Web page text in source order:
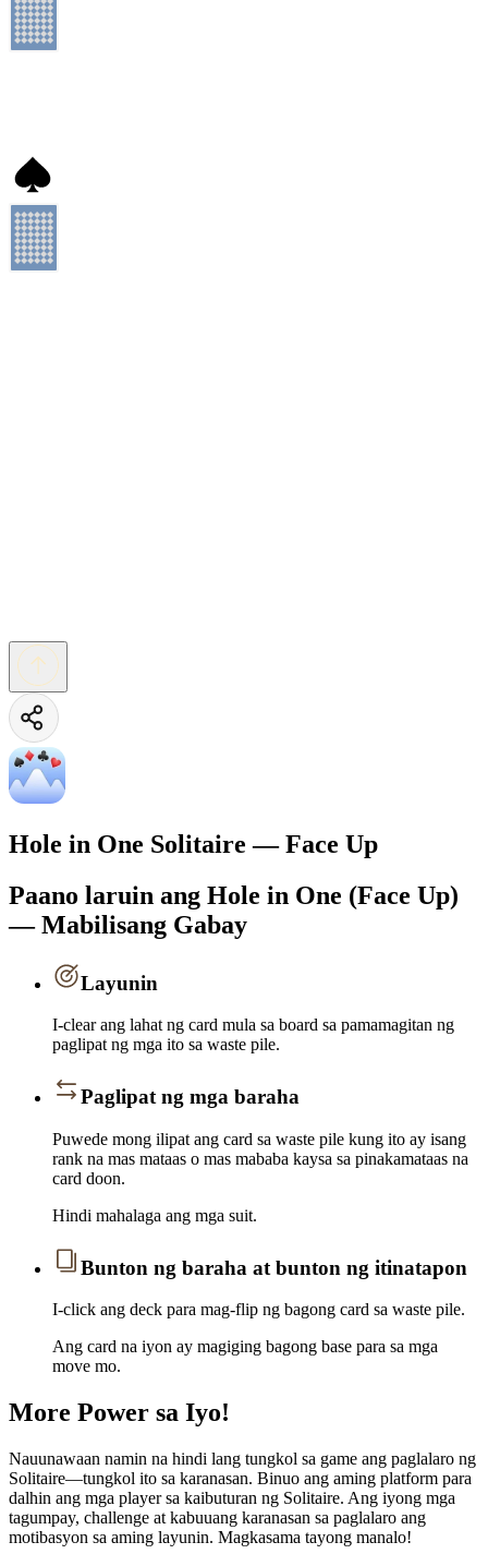
Hole in One Solitaire — Face Up
Paano laruin ang Hole in One (Face Up)
— Mabilisang Gabay
Layunin
I-clear ang lahat ng card mula sa board sa pamamagitan ng
paglipat ng mga ito sa waste pile.
Paglipat ng mga baraha
Puwede mong ilipat ang card sa waste pile kung ito ay isang
rank na mas mataas o mas mababa kaysa sa pinakamataas na
card doon.
Hindi mahalaga ang mga suit.
Bunton ng baraha at bunton ng itinatapon
I-click ang deck para mag-flip ng bagong card sa waste pile.
Ang card na iyon ay magiging bagong base para sa mga
move mo.
More Power sa Iyo!
Nauunawaan namin na hindi lang tungkol sa game ang paglalaro ng
Solitaire—tungkol ito sa karanasan. Binuo ang aming platform para
dalhin ang mga player sa kaibuturan ng Solitaire. Ang iyong mga
tagumpay, challenge at kabuuang karanasan sa paglalaro ang
motibasyon sa aming layunin. Magkasama tayong manalo!